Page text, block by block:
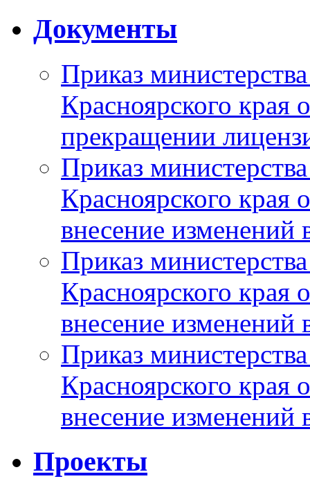
Документы
Приказ
Красноярского
прекращении
Приказ
Красноярского
внесение изменений
Приказ
Красноярского
внесение изменений
Приказ
Красноярского
внесение изменений
Проекты